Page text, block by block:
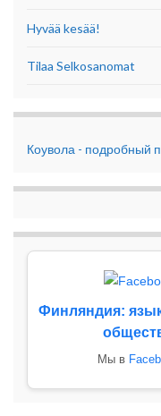
Hyvää kesää!
Tilaa Selkosanomat
Коувола - подробный
Финляндия:
Мы в